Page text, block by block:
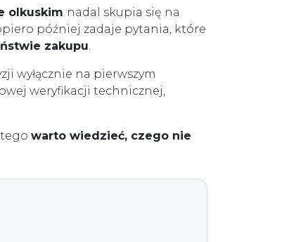
olkuskim nadal skupia się na
później zadaje pytania, które
zakupu.
wyłącznie na pierwszym
weryfikacji technicznej,
warto wiedzieć, czego nie